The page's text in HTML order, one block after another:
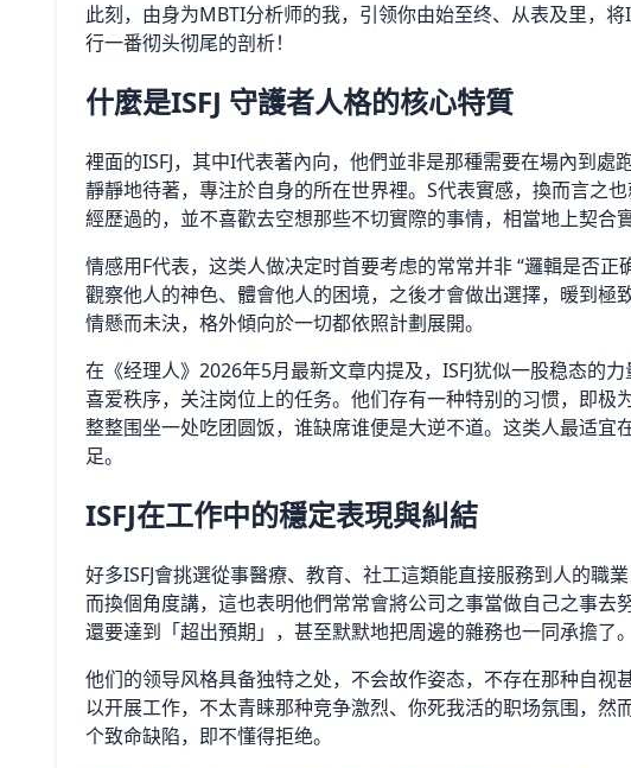
此刻，由身为MBTI分析师的我，引领你由始至终、从表及里，
行一番彻头彻尾的剖析！
什麼是ISFJ 守護者人格的核心特質
裡面的ISFJ，其中I代表著內向，他們並非是那種需要在場內到
靜靜地待著，專注於自身的所在世界裡。S代表實感，換而言之
經歷過的，並不喜歡去空想那些不切實際的事情，相當地上契合實
情感用F代表，这类人做决定时首要考虑的常常并非 “邏輯是否正
觀察他人的神色、體會他人的困境，之後才會做出選擇，暖到極
情懸而未決，格外傾向於一切都依照計劃展開。
在《经理人》2026年5月最新文章内提及，ISFJ犹似一股稳态的
喜爱秩序，关注岗位上的任务。他们存有一种特别的习惯，即极
整整围坐一处吃团圆饭，谁缺席谁便是大逆不道。这类人最适宜
足。
ISFJ在工作中的穩定表現與糾結
好多ISFJ會挑選從事醫療、教育、社工這類能直接服務到人的職
而換個角度講，這也表明他們常常會將公司之事當做自己之事去
還要達到「超出預期」，甚至默默地把周邊的雜務也一同承擔了。
他们的领导风格具备独特之处，不会故作姿态，不存在那种自视
以开展工作，不太青睐那种竞争激烈、你死我活的职场氛围，
个致命缺陷，即不懂得拒绝。